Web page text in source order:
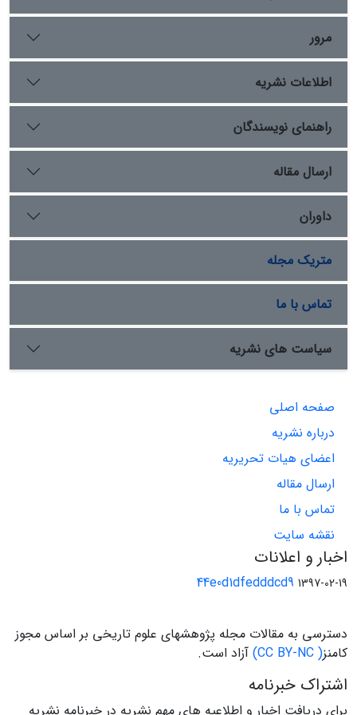
بر دربار و درگاه حکومت های عصر اسلامی از جمله صفویان،
نشانی از موضوع فره ایزدی وجود ندارد و حتی موضوع ظل
الهی نیز بسیار محل تردید وابهام آمیز است .
مرور
اطلاعات نشریه
راهنمای نویسندگان
ارسال مقاله
داوران
متریک مجله
تماس با ما
سیاست های نشریه
صفحه اصلی
درباره نشریه
اعضای هیات تحریریه
ارسال مقاله
تماس با ما
نقشه سایت
اخبار و اعلانات
44e0d1dfedddcd9 1397-02-19
دسترسی به مقالات مجله پژوهشهای علوم تاریخی بر اساس مجوز
کامنز( CC BY-NC) آزاد است.
اشتراک خبرنامه
برای دریافت اخبار و اطلاعیه های مهم نشریه در خبرنامه نشریه